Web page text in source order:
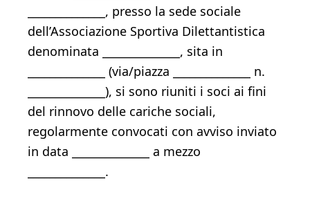
______________, presso la sede sociale
dell’Associazione Sportiva Dilettantistica
denominata ______________, sita in
______________ (via/piazza ______________ n.
______________), si sono riuniti i soci ai fini
del rinnovo delle cariche sociali,
regolarmente convocati con avviso inviato
in data ______________ a mezzo
______________.